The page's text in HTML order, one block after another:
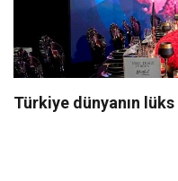
Türkiye dünyanın